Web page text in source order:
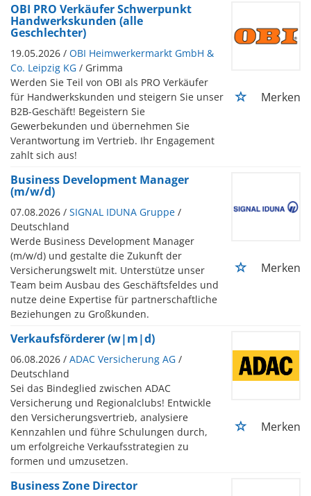
OBI PRO Verkäufer Schwerpunkt
Handwerkskunden (alle
Geschlechter)
19.05.2026 / OBI Heimwerkermarkt GmbH &
Co. Leipzig KG / Grimma
Werden Sie Teil von OBI als PRO Verkäufer
für Handwerkskunden und steigern Sie unser
B2B-Geschäft! Begeistern Sie
Gewerbekunden und übernehmen Sie
Verantwortung im Vertrieb. Ihr Engagement
zahlt sich aus!
Merken
Business Development Manager
(m/w/d)
07.08.2026 / SIGNAL IDUNA Gruppe /
Deutschland
Werde Business Development Manager
(m/w/d) und gestalte die Zukunft der
Versicherungswelt mit. Unterstütze unser
Team beim Ausbau des Geschäftsfeldes und
nutze deine Expertise für partnerschaftliche
Beziehungen zu Großkunden.
Merken
Verkaufsförderer (w|m|d)
06.08.2026 / ADAC Versicherung AG /
Deutschland
Sei das Bindeglied zwischen ADAC
Versicherung und Regionalclubs! Entwickle
den Versicherungsvertrieb, analysiere
Kennzahlen und führe Schulungen durch,
um erfolgreiche Verkaufsstrategien zu
formen und umzusetzen.
Merken
Business Zone Director